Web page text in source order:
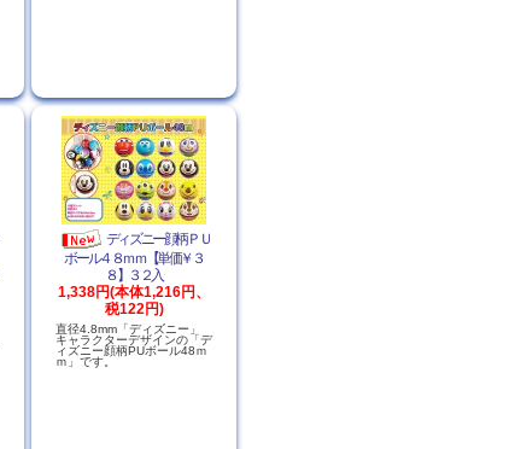
ディズニー顔柄ＰＵ
ボール４８ｍｍ【単価￥３
８】３２入
1,338円(本体1,216円、
税122円)
直径4.8mm「ディズニー」
キャラクターデザインの「デ
ィズニー顔柄PUボール48ｍ
ｍ」です。